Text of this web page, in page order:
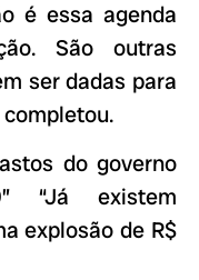
é essa agenda
São outras
ser dadas para
completou.
do governo
“Já existem
explosão de R$